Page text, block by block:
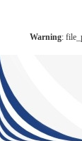
Warning: